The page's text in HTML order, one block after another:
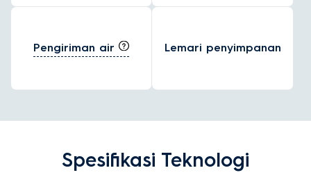
Pengiriman air Lemari penyimpanan
Spesifikasi Teknologi